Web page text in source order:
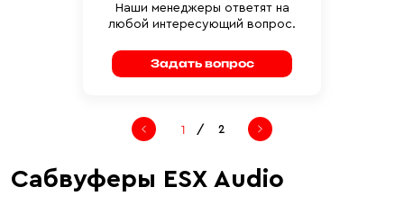
Наши менеджеры ответят на
любой интересующий вопрос.
Задать вопрос
/ 2
Сабвуферы ESX Audio